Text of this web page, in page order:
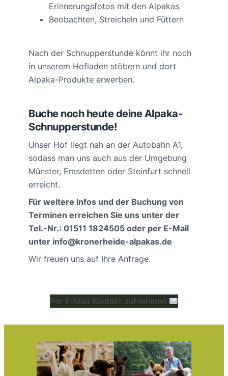
Erinnerungsfotos mit den Alpakas
Beobachten, Streicheln und Füttern
Nach der Schnupperstunde könnt ihr noch
in unserem Hofladen stöbern und dort
Alpaka-Produkte erwerben.
Buche noch heute deine Alpaka-
Schnupperstunde!
Unser Hof liegt nah an der Autobahn A1,
sodass man uns auch aus der Umgebung
Münster, Emsdetten oder Steinfurt schnell
erreicht.
Für weitere Infos und der Buchung von
Terminen erreichen Sie uns unter der
Tel.-Nr.: 01511 1824505 oder per E-Mail
unter info@kronerheide-alpakas.de
Wir freuen uns auf Ihre Anfrage.
Per E-Mail Kontakt aufnehmen